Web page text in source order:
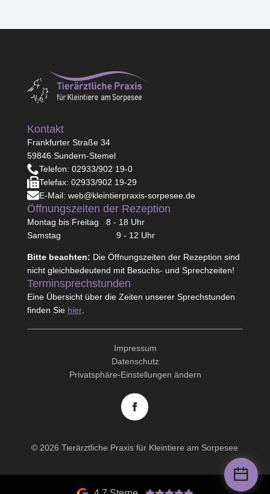
Kontakt
Frankfurter Straße 34
59846 Sundern-Stemel
Telefon: 02933/902 19-0
Telefax: 02933/902 19-29
E-Mail: web@kleintierpraxis-sorpesee.de
Öffnungszeiten der Rezeption
Montag bis Freitag 8 - 18 Uhr
Samstag 9 - 12 Uhr
Bitte beachten: Die Öffnungszeiten der Rezeption sind
nicht gleichbedeutend mit Besuchs- und Sprechzeiten!
Terminsprechstunden
Eine Übersicht über die Zeiten unserer Sprechstunden
finden Sie hier.
Impressum
Datenschutz
Privatsphäre-Einstellungen ändern
© 2026 Tierärztliche Praxis für Kleintiere am Sorpesee